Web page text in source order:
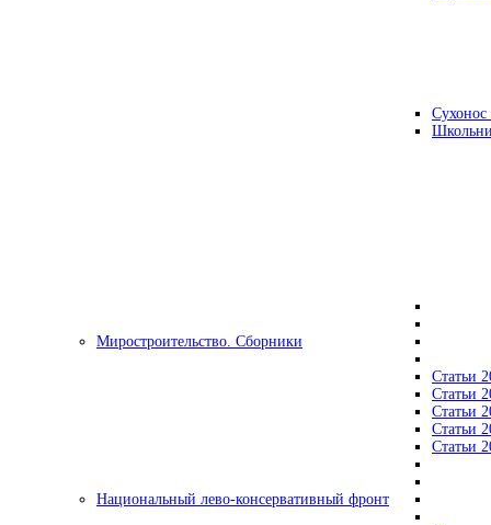
Миростроительство. Сборники
Статьи
Статьи
Статьи
Статьи
Статьи
Национальный лево-консервативный фронт